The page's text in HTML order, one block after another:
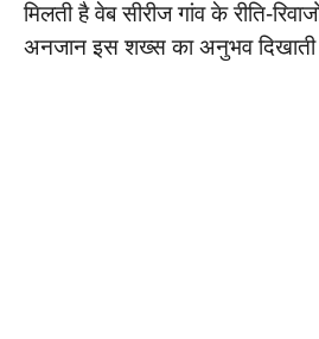
मिलती है वेब सीरीज गांव के रीति-
अनजान इस शख्स का अनुभव दिखाती